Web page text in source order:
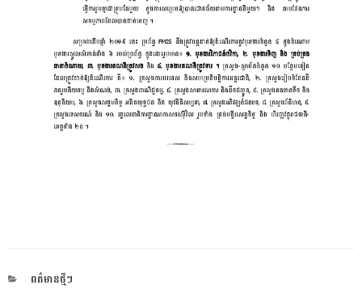
CATEGORIES
ពត៌មានថ្មីៗ